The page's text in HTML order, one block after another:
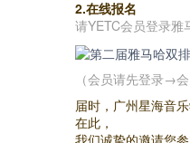
2.在线报名
请YETC会员登录雅
（会员请先登录→
届时，广州星海音
在此，
我们诚挚的邀请您